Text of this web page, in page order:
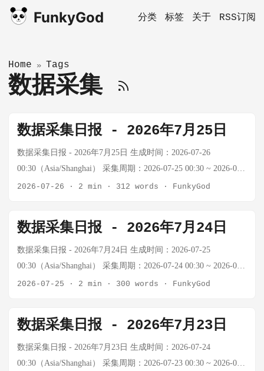
FunkyGod 分类 标签 关于 RSS订阅
Home » Tags
数据采集
数据采集日报 - 2026年7月25日
数据采集日报 - 2026年7月25日 生成时间：2026-07-26
00:30（Asia/Shanghai） 采集周期：2026-07-25 00:30 ~ 2026-07-
26 00:30（24小时） 📊 今日市场概览 资产 价格 24h涨跌幅 关键
$5,500后回落至$4,000 WTI原油 $89.31/桶 -3.12% oilprice.com实
时数据（7/25），连续第二日回调 布伦特 $96.78/桶 -3.88%
oilprice.com，跌破$97 Murban $97.05/桶 -9.44% oilprice.com，
连续第二日暴跌 上证指数 数据暂缺 — API额度耗尽，A股数据
法获取。原油数据通过oilprice.com可获取，连续第二日回调。
Murban从$96.70继续暴跌至$97.05（但百分比从-9.77%收窄
至-9.44%，实际上价格从$96.70回升至$97.05）。 🌍 地缘政治
2026-07-26 · 2 min · 312 words · FunkyGod
数据采集日报 - 2026年7月24日
数据采集日报 - 2026年7月24日 生成时间：2026-07-25
00:30（Asia/Shanghai） 采集周期：2026-07-24 00:30 ~ 2026-07-
25 00:30（24小时） 📊 今日市场概览 资产 价格 24h涨跌幅 关键
$88.89/桶 -3.58% oilprice.com实时数据（7/24），昨日暴涨后回
调 布伦特 $96.36/桶 -4.30% oilprice.com，回撤至$100下方
Murban $96.70/桶 -9.77% oilprice.com，昨日+20.71%后大幅回落
2026-07-25 · 2 min · 300 words · FunkyGod
数据采集日报 - 2026年7月23日
数据采集日报 - 2026年7月23日 生成时间：2026-07-24
00:30（Asia/Shanghai） 采集周期：2026-07-23 00:30 ~ 2026-07-